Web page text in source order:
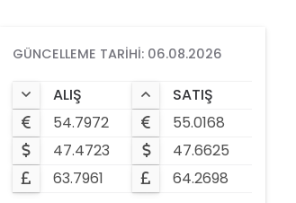
GÜNCELLEME TARIHI: 06.08.2026
ALIŞ
SATIŞ
54.7972
55.0168
47.4723
47.6625
63.7961
64.2698